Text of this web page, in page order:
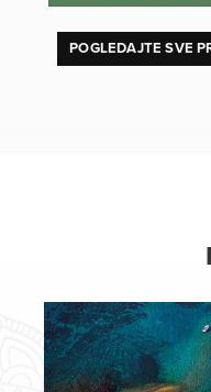
POGLEDAJTE SVE